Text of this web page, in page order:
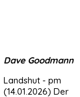
Dave Goodmann
Landshut - pm
(14.01.2026) Der